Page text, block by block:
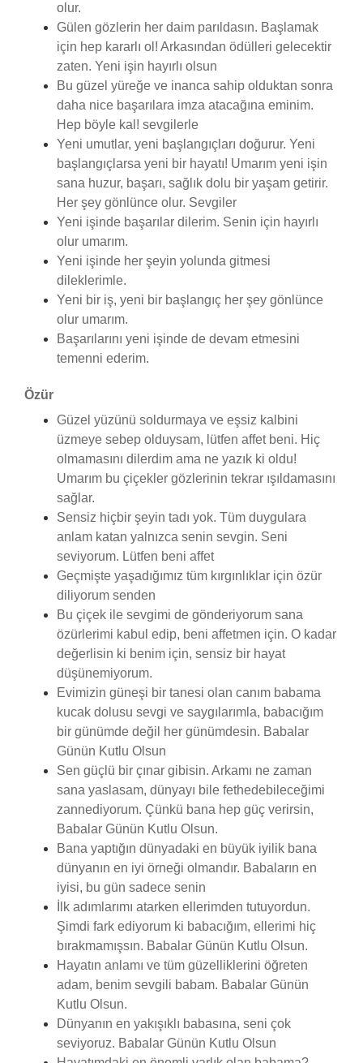
olur.
Gülen gözlerin her daim parıldasın. Başlamak
için hep kararlı ol! Arkasından ödülleri gelecektir
zaten. Yeni işin hayırlı olsun
Bu güzel yüreğe ve inanca sahip olduktan sonra
daha nice başarılara imza atacağına eminim.
Hep böyle kal! sevgilerle
Yeni umutlar, yeni başlangıçları doğurur. Yeni
başlangıçlarsa yeni bir hayatı! Umarım yeni işin
sana huzur, başarı, sağlık dolu bir yaşam getirir.
Her şey gönlünce olur. Sevgiler
Yeni işinde başarılar dilerim. Senin için hayırlı
olur umarım.
Yeni işinde her şeyin yolunda gitmesi
dileklerimle.
Yeni bir iş, yeni bir başlangıç her şey gönlünce
olur umarım.
Başarılarını yeni işinde de devam etmesini
temenni ederim.
Özür
Güzel yüzünü soldurmaya ve eşsiz kalbini
üzmeye sebep olduysam, lütfen affet beni. Hiç
olmamasını dilerdim ama ne yazık ki oldu!
Umarım bu çiçekler gözlerinin tekrar ışıldamasını
sağlar.
Sensiz hiçbir şeyin tadı yok. Tüm duygulara
anlam katan yalnızca senin sevgin. Seni
seviyorum. Lütfen beni affet
Geçmişte yaşadığımız tüm kırgınlıklar için özür
diliyorum senden
Bu çiçek ile sevgimi de gönderiyorum sana
özürlerimi kabul edip, beni affetmen için. O kadar
değerlisin ki benim için, sensiz bir hayat
düşünemiyorum.
Evimizin güneşi bir tanesi olan canım babama
kucak dolusu sevgi ve saygılarımla, babacığım
bir günümde değil her günümdesin. Babalar
Günün Kutlu Olsun
Sen güçlü bir çınar gibisin. Arkamı ne zaman
sana yaslasam, dünyayı bile fethedebileceğimi
zannediyorum. Çünkü bana hep güç verirsin,
Babalar Günün Kutlu Olsun.
Bana yaptığın dünyadaki en büyük iyilik bana
dünyanın en iyi örneği olmandır. Babaların en
iyisi, bu gün sadece senin
İlk adımlarımı atarken ellerimden tutuyordun.
Şimdi fark ediyorum ki babacığım, ellerimi hiç
bırakmamışsın. Babalar Günün Kutlu Olsun.
Hayatın anlamı ve tüm güzelliklerini öğreten
adam, benim sevgili babam. Babalar Günün
Kutlu Olsun.
Dünyanın en yakışıklı babasına, seni çok
seviyoruz. Babalar Günün Kutlu Olsun